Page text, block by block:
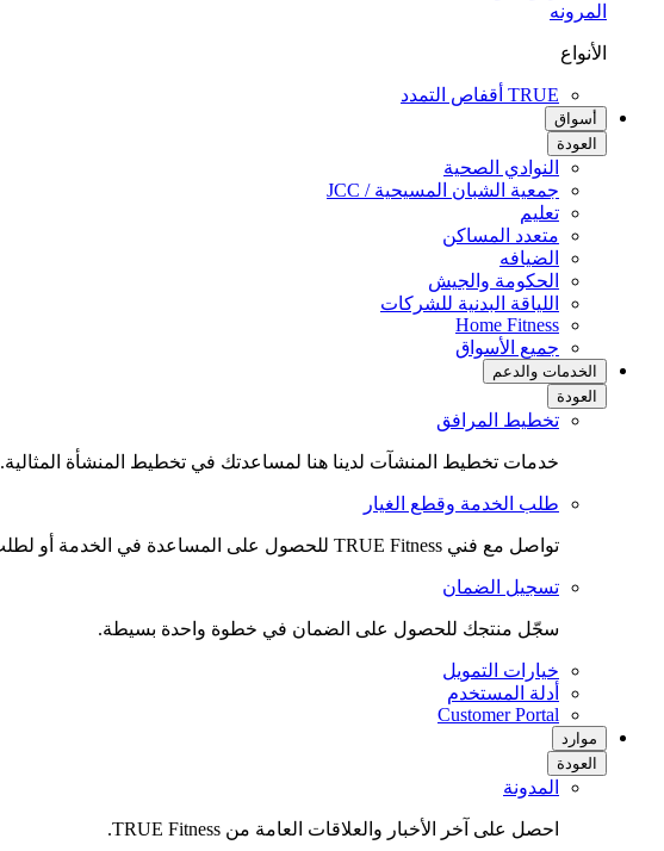
المرونه
الأنواع
TRUE أقفاص التمدد
أسواق
العودة
النوادي الصحية
جمعية الشبان المسيحية / JCC
تعليم
متعدد المساكن
الضيافه
الحكومة والجيش
اللياقة البدنية للشركات
Home Fitness
جميع الأسواق
الخدمات والدعم
العودة
تخطيط المرافق
خدمات تخطيط المنشآت لدينا هنا لمساعدتك في تخطيط المنشأة المثالية.
طلب الخدمة وقطع الغيار
تواصل مع فني TRUE Fitness للحصول على المساعدة في الخدمة أو لطلب قطع الغيار.
تسجيل الضمان
سجّل منتجك للحصول على الضمان في خطوة واحدة بسيطة.
خيارات التمويل
أدلة المستخدم
Customer Portal
موارد
العودة
المدونة
احصل على آخر الأخبار والعلاقات العامة من TRUE Fitness.